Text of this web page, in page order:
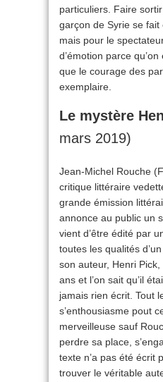
particuliers. Faire
garçon de Syrie se fait
mais pour le
d’émotion parce
que le courage des
exemplaire.
Le mystère
mars 2019)
Jean-Michel Rouche
critique littéraire
grande émission
annonce au public un
vient d’être édité par
toutes les qualités
son auteur, Henri
ans et l’on sait qu’il
jamais rien écrit. Tout
s’enthousiasme pout
merveilleuse sauf
perdre sa place,
texte n’a pas été écrit
trouver le véritable